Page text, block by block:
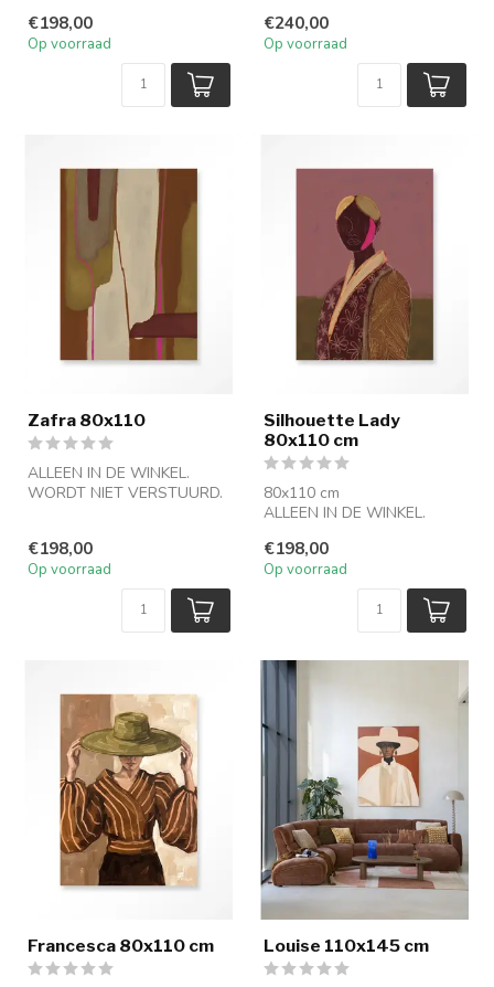
€198,00
Op voorraad
€240,00
Op voorraad
Zafra 80x110
ALLEEN IN DE WINKEL.
WORDT NIET VERSTUURD.
€198,00
Op voorraad
Silhouette Lady
80x110 cm
80x110 cm
ALLEEN IN DE WINKEL.
€198,00
Op voorraad
Francesca 80x110 cm Louise 110x145 cm